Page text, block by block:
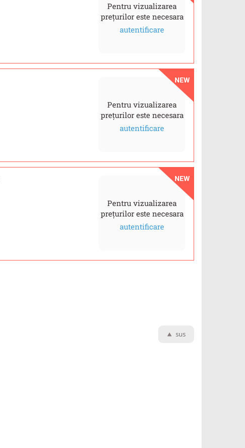
Pentru vizualizarea
prețurilor este necesara
autentificare
NEW
Pentru vizualizarea
prețurilor este necesara
autentificare
NEW
Pentru vizualizarea
prețurilor este necesara
autentificare
sus